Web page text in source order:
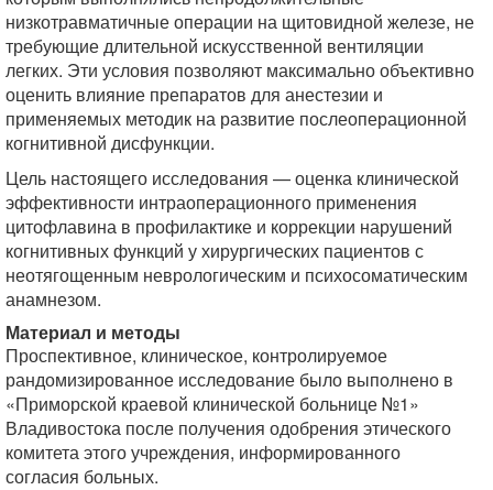
низкотравматичные операции на щитовидной железе, не
требующие длительной искусственной вентиляции
легких. Эти условия позволяют максимально объективно
оценить влияние препаратов для анестезии и
применяемых методик на развитие послеоперационной
когнитивной дисфункции.
Цель настоящего исследования — оценка клинической
эффективности интраоперационного применения
цитофлавина в профилактике и коррекции нарушений
когнитивных функций у хирургических пациентов с
неотягощенным неврологическим и психосоматическим
анамнезом.
Материал и методы
Проспективное, клиническое, контролируемое
рандомизированное исследование было выполнено в
«Приморской краевой клинической больнице №1»
Владивостока после получения одобрения этического
комитета этого учреждения, информированного
согласия больных.